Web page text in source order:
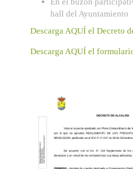
hall del Ayuntamiento
Descarga AQUÍ el Decreto
Descarga AQUÍ el